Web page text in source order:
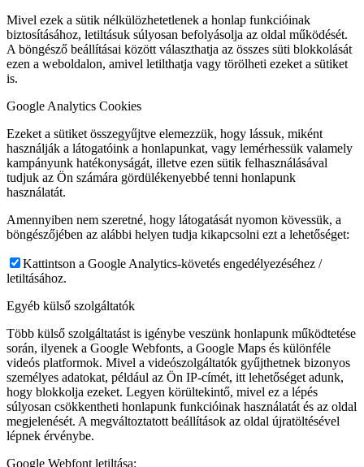
Mivel ezek a sütik nélkülözhetetlenek a honlap funkcióinak
biztosításához, letiltásuk súlyosan befolyásolja az oldal működését.
A böngésző beállításai között választhatja az összes süti blokkolását
ezen a weboldalon, amivel letilthatja vagy törölheti ezeket a sütiket
is.
Google Analytics Cookies
Ezeket a sütiket összegyűjtve elemezzük, hogy lássuk, miként
használják a látogatóink a honlapunkat, vagy lemérhessük valamely
kampányunk hatékonyságát, illetve ezen sütik felhasználásával
tudjuk az Ön számára gördülékenyebbé tenni honlapunk
használatát.
Amennyiben nem szeretné, hogy látogatását nyomon kövessük, a
böngészőjében az alábbi helyen tudja kikapcsolni ezt a lehetőséget:
Kattintson a Google Analytics-követés engedélyezéséhez /
letiltásához.
Egyéb külső szolgáltatók
Több külső szolgáltatást is igénybe veszünk honlapunk működtetése
során, ilyenek a Google Webfonts, a Google Maps és különféle
videós platformok. Mivel a videószolgáltatók gyűjthetnek bizonyos
személyes adatokat, például az Ön IP-címét, itt lehetőséget adunk,
hogy blokkolja ezeket. Legyen körültekintő, mivel ez a lépés
súlyosan csökkentheti honlapunk funkcióinak használatát és az oldal
megjelenését. A megváltoztatott beállítások az oldal újratöltésével
lépnek érvénybe.
Google Webfont letiltása: